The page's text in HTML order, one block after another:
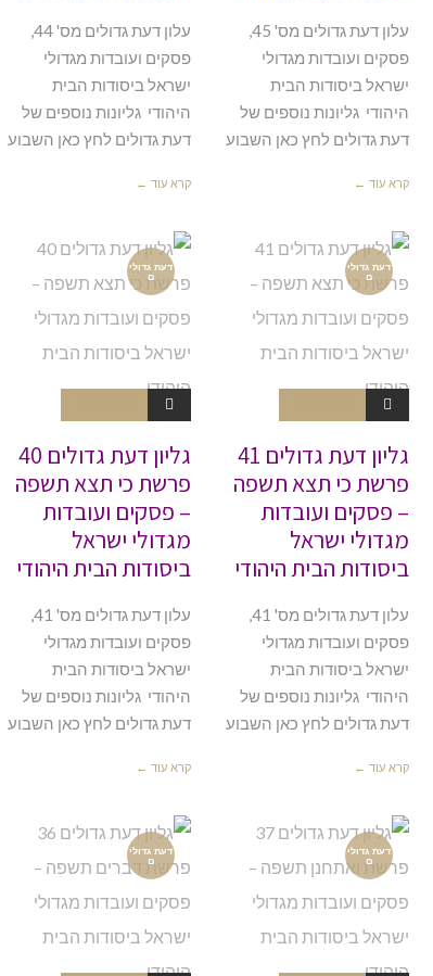
פסקים ועובדות מגדולי
ישראל ביסודות הבית
היהודי גליונות נוספים של
דעת גדולים לחץ כאן השבוע
קרא עוד ←
עלון דעת גדולים מס' 44,
פסקים ועובדות מגדולי
ישראל ביסודות הבית
היהודי גליונות נוספים של
דעת גדולים לחץ כאן השבוע
קרא עוד ←
דעת גדולי
ם
גליון דעת גדולים 41
פרשת כי תצא תשפה
– פסקים ועובדות
מגדולי ישראל
ביסודות הבית היהודי
פסקים ועובדות מגדולי
ישראל ביסודות הבית
היהודי גליונות נוספים של
דעת גדולים לחץ כאן השבוע
קרא עוד ←
דעת גדולי
ם
גליון דעת גדולים 40
פרשת כי תצא תשפה
– פסקים ועובדות
מגדולי ישראל
ביסודות הבית היהודי
עלון דעת גדולים מס' 41,
פסקים ועובדות מגדולי
ישראל ביסודות הבית
היהודי גליונות נוספים של
דעת גדולים לחץ כאן השבוע
קרא עוד ←
דעת גדולי
ם
דעת גדולי
ם